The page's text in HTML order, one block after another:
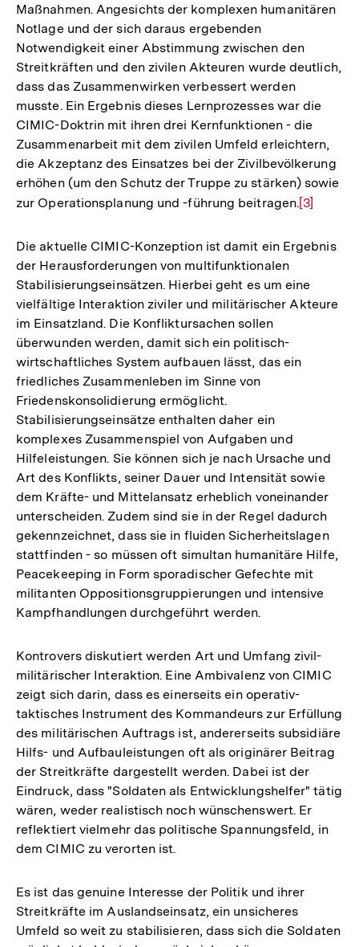
Maßnahmen. Angesichts der komplexen humanitären
Notlage und der sich daraus ergebenden
Notwendigkeit einer Abstimmung zwischen den
Streitkräften und den zivilen Akteuren wurde deutlich,
dass das Zusammenwirken verbessert werden
musste. Ein Ergebnis dieses Lernprozesses war die
CIMIC-Doktrin mit ihren drei Kernfunktionen - die
Zusammenarbeit mit dem zivilen Umfeld erleichtern,
die Akzeptanz des Einsatzes bei der Zivilbevölkerung
erhöhen (um den Schutz der Truppe zu stärken) sowie
zur Operationsplanung und -führung beitragen.Zur
der
[3]
Die aktuelle CIMIC-Konzeption ist damit ein Ergebnis
der Herausforderungen von multifunktionalen
Stabilisierungseinsätzen. Hierbei geht es um eine
vielfältige Interaktion ziviler und militärischer Akteure
im Einsatzland. Die Konfliktursachen sollen
überwunden werden, damit sich ein politisch-
wirtschaftliches System aufbauen lässt, das ein
friedliches Zusammenleben im Sinne von
Friedenskonsolidierung ermöglicht.
Stabilisierungseinsätze enthalten daher ein
komplexes Zusammenspiel von Aufgaben und
Hilfeleistungen. Sie können sich je nach Ursache und
Art des Konflikts, seiner Dauer und Intensität sowie
dem Kräfte- und Mittelansatz erheblich voneinander
unterscheiden. Zudem sind sie in der Regel dadurch
gekennzeichnet, dass sie in fluiden Sicherheitslagen
stattfinden - so müssen oft simultan humanitäre Hilfe,
Peacekeeping in Form sporadischer Gefechte mit
militanten Oppositionsgruppierungen und intensive
Kampfhandlungen durchgeführt werden.
Kontrovers diskutiert werden Art und Umfang zivil-
militärischer Interaktion. Eine Ambivalenz von CIMIC
zeigt sich darin, dass es einerseits ein operativ-
taktisches Instrument des Kommandeurs zur Erfüllung
des militärischen Auftrags ist, andererseits subsidiäre
Hilfs- und Aufbauleistungen oft als originärer Beitrag
der Streitkräfte dargestellt werden. Dabei ist der
Eindruck, dass "Soldaten als Entwicklungshelfer" tätig
wären, weder realistisch noch wünschenswert. Er
reflektiert vielmehr das politische Spannungsfeld, in
dem CIMIC zu verorten ist.
Es ist das genuine Interesse der Politik und ihrer
Streitkräfte im Auslandseinsatz, ein unsicheres
Umfeld so weit zu stabilisieren, dass sich die Soldaten